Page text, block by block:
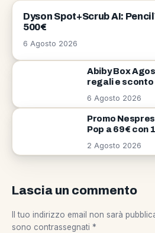
OFFERTE
Dyson Spot+Scrub AI:
500€
6 Agosto 2026
Abiby Box
regali e sconto
6 Agosto 2026
Promo
Pop a 69€ con
2 Agosto 2026
Lascia un commento
Il tuo indirizzo email non sarà
sono contrassegnati *